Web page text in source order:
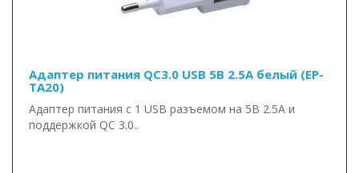
Адаптер питания QC3.0 USB 5В 2.5А белый (EP-
TA20)
Адаптер питания с 1 USB разъемом на 5В 2.5А и
поддержкой QC 3.0..